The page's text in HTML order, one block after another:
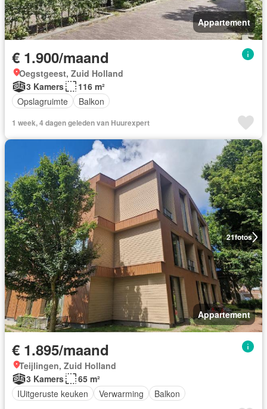
Appartement
€ 1.900/maand
Oegstgeest, Zuid Holland
3 Kamers
116 m²
Opslagruimte
Balkon
1 week, 4 dagen geleden van Huurexpert
21fotos
Appartement
€ 1.895/maand
Teijlingen, Zuid Holland
3 Kamers
65 m²
IUitgeruste keuken
Verwarming Balkon